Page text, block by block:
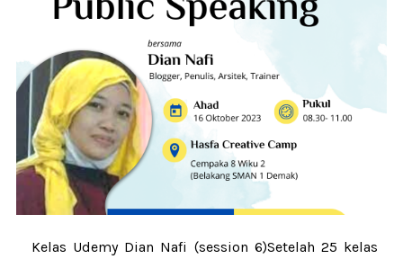
Kelas Udemy Dian Nafi (session 6)Setelah 25 kelas